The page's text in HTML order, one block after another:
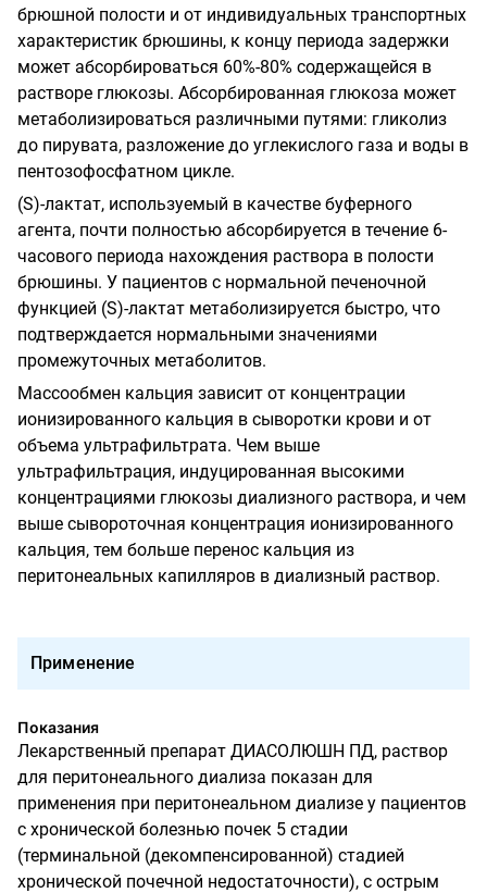
брюшной полости и от индивидуальных транспортных
характеристик брюшины, к концу периода задержки
может абсорбироваться 60%-80% содержащейся в
растворе глюкозы. Абсорбированная глюкоза может
метаболизироваться различными путями: гликолиз
до пирувата, разложение до углекислого газа и воды в
пентозофосфатном цикле.
(S)-лактат, используемый в качестве буферного
агента, почти полностью абсорбируется в течение 6-
часового периода нахождения раствора в полости
брюшины. У пациентов с нормальной печеночной
функцией (S)-лактат метаболизируется быстро, что
подтверждается нормальными значениями
промежуточных метаболитов.
Массообмен кальция зависит от концентрации
ионизированного кальция в сыворотки крови и от
объема ультрафильтрата. Чем выше
ультрафильтрация, индуцированная высокими
концентрациями глюкозы диализного раствора, и чем
выше сывороточная концентрация ионизированного
кальция, тем больше перенос кальция из
перитонеальных капилляров в диализный раствор.
Применение
Показания
Лекарственный препарат ДИАСОЛЮШН ПД, раствор
для перитонеального диализа показан для
применения при перитонеальном диализе у пациентов
с хронической болезнью почек 5 стадии
(терминальной (декомпенсированной) стадией
хронической почечной недостаточности), с острым